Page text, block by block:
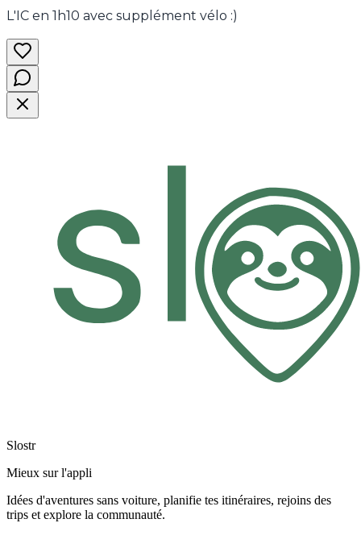
L'IC en 1h10 avec supplément vélo :)
Slostr
Mieux sur l'appli
Idées d'aventures sans voiture, planifie tes itinéraires, rejoins des
trips et explore la communauté.